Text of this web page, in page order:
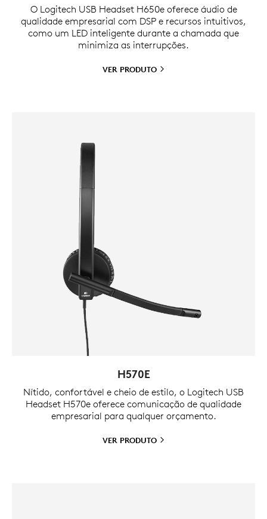
O Logitech USB Headset H650e oferece áudio de
qualidade empresarial com DSP e recursos intuitivos,
como um LED inteligente durante a chamada que
minimiza as interrupções.
VER PRODUTO
H570E
Nítido, confortável e cheio de estilo, o Logitech USB
Headset H570e oferece comunicação de qualidade
empresarial para qualquer orçamento.
VER PRODUTO